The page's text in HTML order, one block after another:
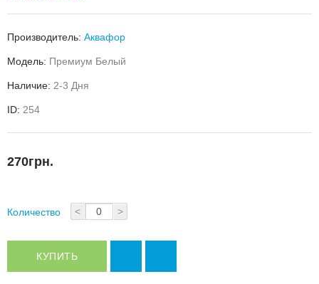
Производитель: Аквафор
Модель: Премиум Белый
Наличие: 2-3 Дня
ID: 254
270грн.
Количество < >
КУПИТЬ